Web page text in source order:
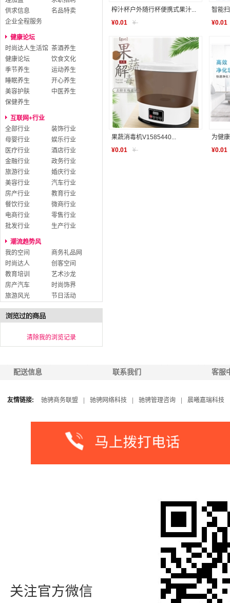
供求信息
名品特卖
企业全程服务
健康论坛
时尚达人生活馆 茶酒养生
健康论坛
饮食文化
季节养生
运动养生
睡眠养生
开心养生
美容护肤
中医养生
保健养生
互联网+行业
全部行业
装饰行业
母婴行业
娱乐行业
医疗行业
酒店行业
金融行业
政务行业
旅游行业
婚庆行业
美容行业
汽车行业
房产行业
教育行业
餐饮行业
微商行业
电商行业
零售行业
批发行业
生产行业
潮流趋势风
我的空间
商务礼品网
时尚达人
创客空间
教育培训
艺术沙龙
房产汽车
时尚饰界
旅游风光
节日活动
清除我的浏览记录
榨汁杯户外随行杯便携式果汁...
¥0.01 ¥-
智能
¥0.01
果蔬消毒机V1585440...
¥0.01 ¥-
为健
¥0.01
配送信息 联系我们 客服
友情链接: 驰骋商务联盟 驰骋网络科技 驰骋管理咨询 晨曦嘉瑞科技
关注官方微信